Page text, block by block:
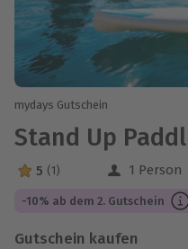
mydays Gutschein
Stand Up
5 Sterne von 5 aus 1
5 (1) 1 Person
-10% ab dem 2. Gutschein
Gutschein kaufen